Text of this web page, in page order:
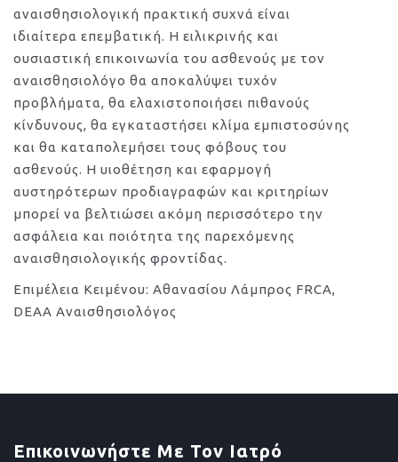
αναισθησιολογική πρακτική συχνά είναι
ιδιαίτερα επεμβατική. Η ειλικρινής και
ουσιαστική επικοινωνία του ασθενούς με τον
αναισθησιολόγο θα αποκαλύψει τυχόν
προβλήματα, θα ελαχιστοποιήσει πιθανούς
κίνδυνους, θα εγκαταστήσει κλίμα εμπιστοσύνης
και θα καταπολεμήσει τους φόβους του
ασθενούς. Η υιοθέτηση και εφαρμογή
αυστηρότερων προδιαγραφών και κριτηρίων
μπορεί να βελτιώσει ακόμη περισσότερο την
ασφάλεια και ποιότητα της παρεχόμενης
αναισθησιολογικής φροντίδας.
Επιμέλεια Κειμένου: Αθανασίου Λάμπρος FRCA,
DEAA Αναισθησιολόγος
Επικοινωνήστε Με Τον Ιατρό